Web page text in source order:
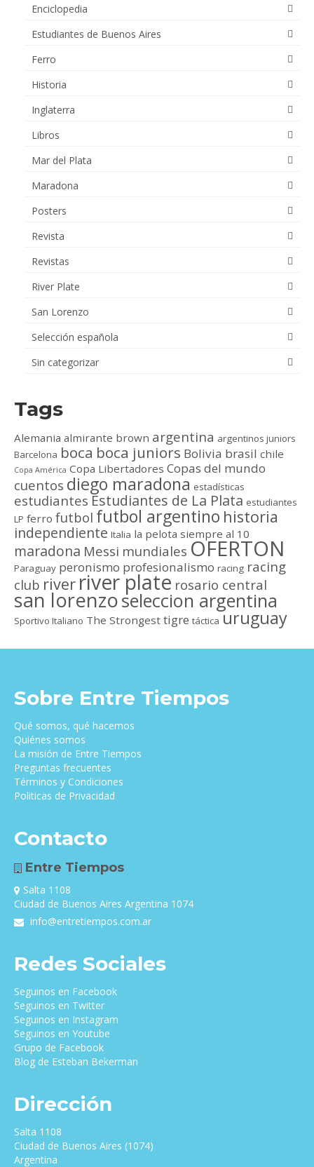
Enciclopedia
Estudiantes de Buenos Aires
Ferro
Historia
Inglaterra
Libros
Mar del Plata
Maradona
Posters
Revista
Revistas
River Plate
San Lorenzo
Selección española
Sin categorizar
Tags
Alemania almirante brown argentina argentinos juniors
Barcelona boca boca juniors Bolivia brasil chile
Copa América Copa Libertadores Copas del mundo
cuentos diego maradona estadísticas
estudiantes Estudiantes de La Plata estudiantes
LP ferro futbol futbol argentino historia
independiente Italia la pelota siempre al 10
maradona Messi mundiales OFERTON
Paraguay peronismo profesionalismo racing racing
club river river plate rosario central
san lorenzoseleccion argentina
Sportivo Italiano The Strongest tigre táctica uruguay
Sobre Entre Tiempos
Qué somos, qué hacemos
Quiénes somos
La misión de Entre Tiempos
Preguntas frecuentes
Términos y Condiciones
Politicas de Privacidad
Contacto
Entre Tiempos
Salta 1108
Ciudad de Buenos Aires Argentina 1074
info@entretiempos.com.ar
Redes Sociales
Seguinos en Facebook
Seguinos en Twitter
Seguinos en Instagram
Seguinos en Youtube
Grupo de Facebook
Blog de Esteban Bekerman
Dirección
Salta 1108
Ciudad de Buenos Aires (1074)
Argentina